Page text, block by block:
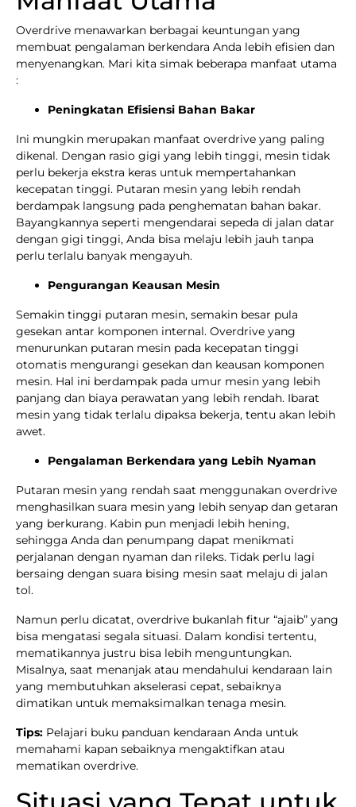
Overdrive menawarkan berbagai keuntungan yang
membuat pengalaman berkendara Anda lebih efisien dan
menyenangkan. Mari kita simak beberapa manfaat utama
:
Peningkatan Efisiensi Bahan Bakar
Ini mungkin merupakan manfaat overdrive yang paling
dikenal. Dengan rasio gigi yang lebih tinggi, mesin tidak
perlu bekerja ekstra keras untuk mempertahankan
kecepatan tinggi. Putaran mesin yang lebih rendah
berdampak langsung pada penghematan bahan bakar.
Bayangkannya seperti mengendarai sepeda di jalan datar
dengan gigi tinggi, Anda bisa melaju lebih jauh tanpa
perlu terlalu banyak mengayuh.
Pengurangan Keausan Mesin
Semakin tinggi putaran mesin, semakin besar pula
gesekan antar komponen internal. Overdrive yang
menurunkan putaran mesin pada kecepatan tinggi
otomatis mengurangi gesekan dan keausan komponen
mesin. Hal ini berdampak pada umur mesin yang lebih
panjang dan biaya perawatan yang lebih rendah. Ibarat
mesin yang tidak terlalu dipaksa bekerja, tentu akan lebih
awet.
Pengalaman Berkendara yang Lebih Nyaman
Putaran mesin yang rendah saat menggunakan overdrive
menghasilkan suara mesin yang lebih senyap dan getaran
yang berkurang. Kabin pun menjadi lebih hening,
sehingga Anda dan penumpang dapat menikmati
perjalanan dengan nyaman dan rileks. Tidak perlu lagi
bersaing dengan suara bising mesin saat melaju di jalan
tol.
Namun perlu dicatat, overdrive bukanlah fitur “ajaib” yang
bisa mengatasi segala situasi. Dalam kondisi tertentu,
mematikannya justru bisa lebih menguntungkan.
Misalnya, saat menanjak atau mendahului kendaraan lain
yang membutuhkan akselerasi cepat, sebaiknya
dimatikan untuk memaksimalkan tenaga mesin.
Tips: Pelajari buku panduan kendaraan Anda untuk
memahami kapan sebaiknya mengaktifkan atau
mematikan overdrive.